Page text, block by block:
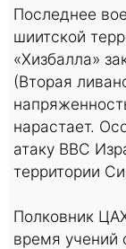
Последнее
шиитской
«Хизбалла»
(Вторая
нарастает.
атаку ВВС
территории
Полковник
время учений